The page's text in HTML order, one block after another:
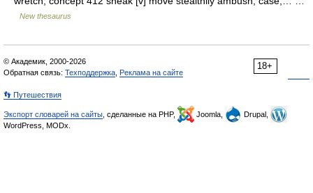
New thesaurus
18+
© Академик, 2000-2026
Обратная связь: Техподдержка Реклама на сайте
👣 Путешествия
Экспорт словарей на сайты , сделанные на PHP, Joomla,
Drupal,
WordPress, MODx.